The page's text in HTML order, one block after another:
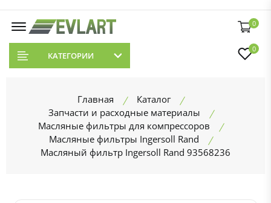
0
КАТЕГОРИИ
0
Главная
Каталог
Запчасти и расходные материалы
Масляные фильтры для компрессоров
Масляные фильтры Ingersoll Rand
Масляный фильтр Ingersoll Rand 93568236